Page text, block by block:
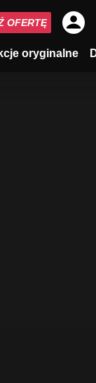
oryginalne
OFERTĘ